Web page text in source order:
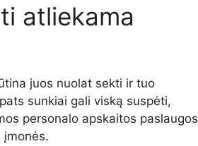
atliekama
juos nuolat sekti ir tuo
sunkiai gali viską suspėti,
personalo apskaitos paslaugos
įmonės.